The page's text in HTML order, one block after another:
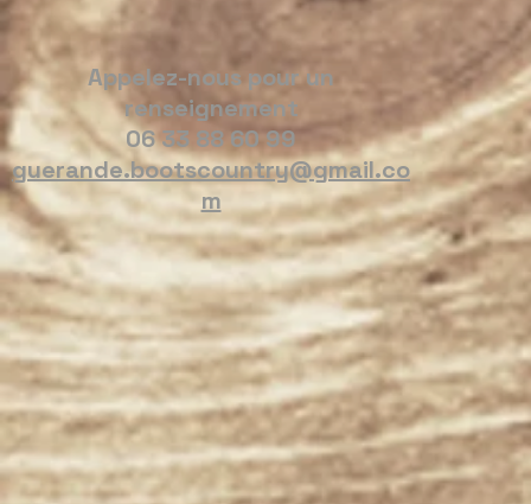
Appelez-nous pour un
renseignement
06 33 88 60 99
guerande.bootscountry@gmail.co
m